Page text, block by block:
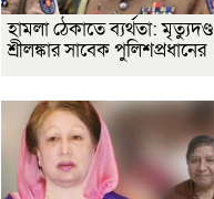
হামলা ঠেকাতে ব্যর্থতা: মৃত্যুদণ্ড
শ্রীলঙ্কার সাবেক পুলিশপ্রধানের